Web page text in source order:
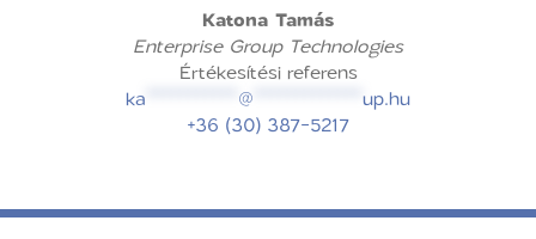
Katona Tamás
Enterprise Group Technologies
Értékesítési referens
ka @ up.hu
+36 (30) 387-5217